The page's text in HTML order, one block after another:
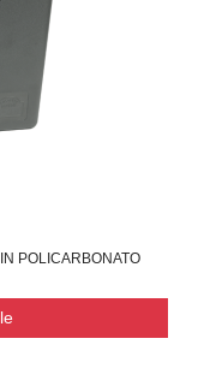
POLICARBONATO